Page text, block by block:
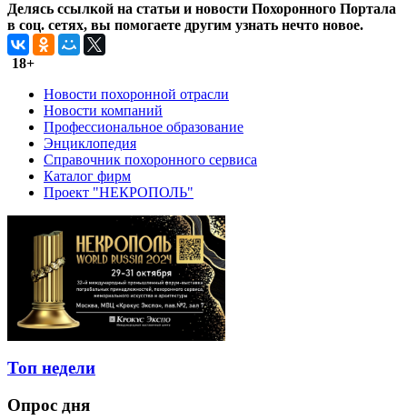
Делясь ссылкой на статьи и новости Похоронного Портала
в соц. сетях, вы помогаете другим узнать нечто новое.
18+
Новости похоронной отрасли
Новости компаний
Профессиональное образование
Энциклопедия
Справочник похоронного сервиса
Каталог фирм
Проект "НЕКРОПОЛЬ"
Топ недели
Опрос дня